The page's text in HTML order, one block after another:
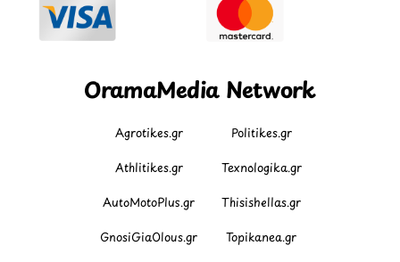
OramaMedia Network
Agrotikes.gr Politikes.gr
Athlitikes.gr Texnologika.gr
AutoMotoPlus.gr Thisishellas.gr
GnosiGiaOlous.gr Topikanea.gr